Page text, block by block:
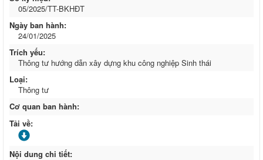
05/2025/TT-BKHĐT
Ngày ban hành:
24/01/2025
Trích yếu:
Thông tư hướng dẫn xây dựng khu công nghiệp Sinh thái
Loại:
Thông tư
Cơ quan ban hành:
Tải về:
Nội dung chi tiết: